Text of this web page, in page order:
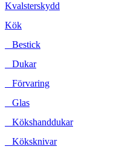
Kvalsterskydd
Kök
Bestick
Dukar
Förvaring
Glas
Kökshanddukar
Köksknivar